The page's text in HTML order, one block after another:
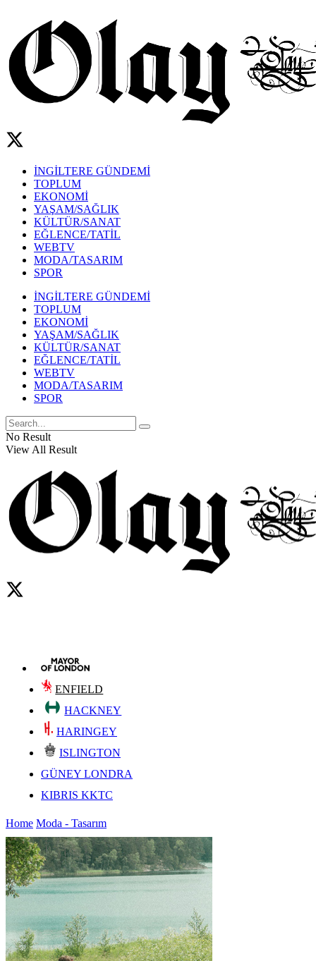
İNGİLTERE GÜNDEMİ
TOPLUM
EKONOMİ
YAŞAM/SAĞLIK
KÜLTÜR/SANAT
EĞLENCE/TATİL
WEBTV
MODA/TASARIM
SPOR
İNGİLTERE GÜNDEMİ
TOPLUM
EKONOMİ
YAŞAM/SAĞLIK
KÜLTÜR/SANAT
EĞLENCE/TATİL
WEBTV
MODA/TASARIM
SPOR
No Result
View All Result
ENFIELD
HACKNEY
HARINGEY
ISLINGTON
GÜNEY LONDRA
KIBRIS KKTC
Home Moda - Tasarım